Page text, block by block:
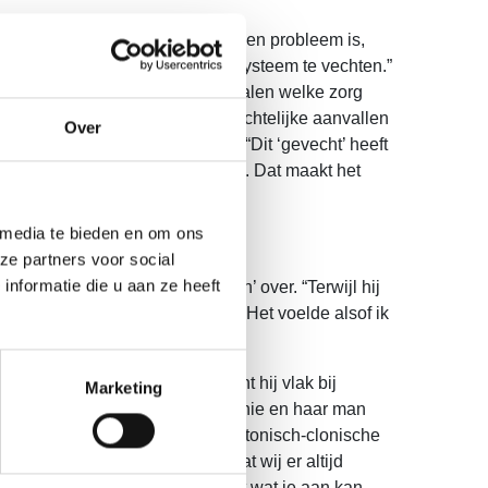
Over
te bieden en om ons
partners voor social
die u aan ze heeft
Marketing
is het erover eens dat er een probleem is,
lijk je tegen een zorgsysteem te vechten.”
past. Iemand die moest bepalen welke zorg
als hij over zijn grote nachtelijke aanvallen
bespaard”, zegt Melanie. “Dit ‘gevecht’ heeft
voor het grootste deel wel. Dat maakt het
met psychiatrische problemen’ over. “Terwijl hij
zou krijgen die hij nodig had. Het voelde alsof ik
over.”
en sinds december 2024 woont hij vlak bij
de nachten Daarom zijn Melanie en haar man
reageert op schokken bij een tonisch-clonische
ouders zijn. En het betekent dat wij er altijd